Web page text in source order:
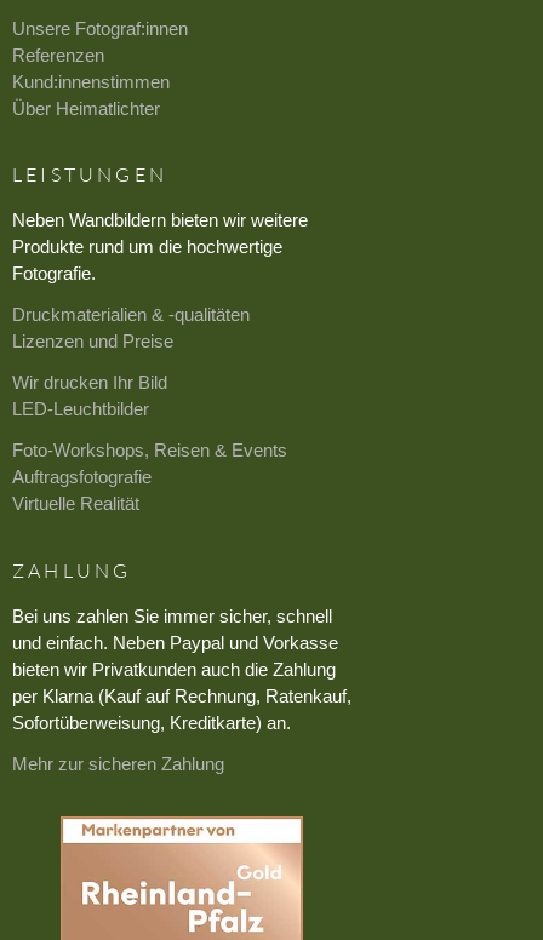
Unsere Fotograf:innen
Referenzen
Kund:innenstimmen
Über Heimatlichter
LEISTUNGEN
Neben Wandbildern bieten wir weitere
Produkte rund um die hochwertige
Fotografie.
Druckmaterialien & -qualitäten
Lizenzen und Preise
Wir drucken Ihr Bild
LED-Leuchtbilder
Foto-Workshops, Reisen & Events
Auftragsfotografie
Virtuelle Realität
ZAHLUNG
Bei uns zahlen Sie immer sicher, schnell
und einfach. Neben Paypal und Vorkasse
bieten wir Privatkunden auch die Zahlung
per Klarna (Kauf auf Rechnung, Ratenkauf,
Sofortüberweisung, Kreditkarte) an.
Mehr zur sicheren Zahlung